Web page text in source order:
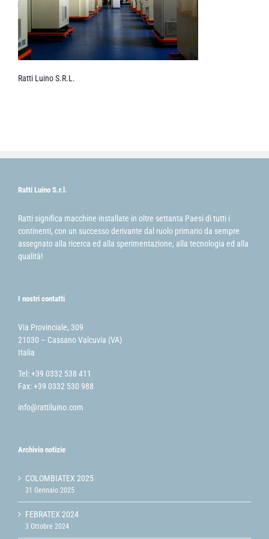
Ratti Luino S.R.L.
Ratti Luino S.r.l.
Ratti significa macchine installate in oltre settanta Paesi di tutti i
continenti, con un successo derivante dal ruolo primario da sempre
assegnato alla ricerca ed alla sperimentazione, alla tecnologia ed alla
qualità!
I nostri contatti
Via Provinciale, 309
21030 – Cassano Valcuvia (VA)
Italia
Tel: +39 0332 538 411
Fax: +39 0332 530 988
info@rattiluino.com
Archivio notizie
COLOMBIATEX 2025
31 Gennaio 2025
FEBRATEX 2024
3 Ottobre 2024